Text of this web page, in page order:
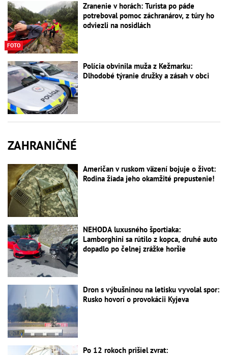
FOTO
Zranenie v horách: Turista po páde
potreboval pomoc záchranárov, z túry ho
odviezli na nosidlách
Polícia obvinila muža z Kežmarku:
Dlhodobé týranie družky a zásah v obci
ZAHRANIČNÉ
Američan v ruskom väzení bojuje o život:
Rodina žiada jeho okamžité prepustenie!
NEHODA luxusného športiaka:
Lamborghini sa rútilo z kopca, druhé auto
dopadlo po čelnej zrážke horšie
Dron s výbušninou na letisku vyvolal spor:
Rusko hovorí o provokácii Kyjeva
Po 12 rokoch prišiel zvrat: